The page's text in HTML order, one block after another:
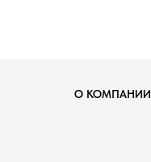
О КОМПАНИИ